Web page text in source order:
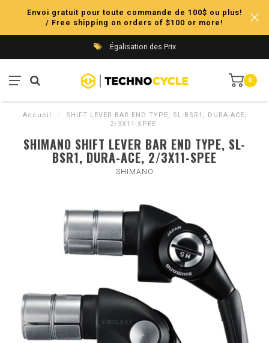
Envoi gratuit pour toute commande de 100$ ou plus!
/ Free shipping on orders of $100 or more!
Égalisation des Prix
0
Accueil /
SHIFT LEVER BAR END TYPE, SL-BSR1, DURA-ACE,
2/3X11-SPEE
SHIMANO SHIFT LEVER BAR END TYPE, SL-
BSR1, DURA-ACE, 2/3X11-SPEE
SHIMANO